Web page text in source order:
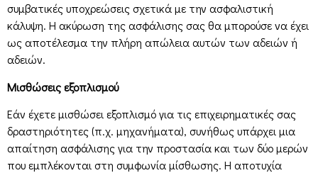
συμβατικές υποχρεώσεις σχετικά με την ασφαλιστική
κάλυψη. Η ακύρωση της ασφάλισης σας θα μπορούσε να έχει
ως αποτέλεσμα την πλήρη απώλεια αυτών των αδειών ή
αδειών.
Μισθώσεις εξοπλισμού
Εάν έχετε μισθώσει εξοπλισμό για τις επιχειρηματικές σας
δραστηριότητες (π.χ. μηχανήματα), συνήθως υπάρχει μια
απαίτηση ασφάλισης για την προστασία και των δύο μερών
που εμπλέκονται στη συμφωνία μίσθωσης. Η αποτυχία